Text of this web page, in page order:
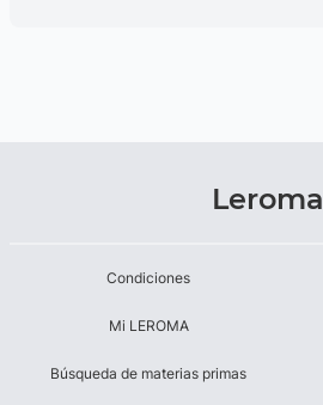
Leroma
Condiciones
Mi LEROMA
Búsqueda de materias primas